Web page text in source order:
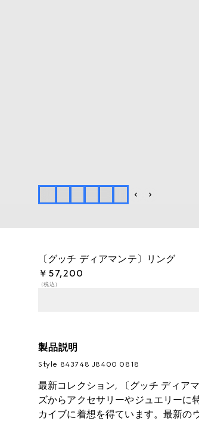
〔グッチ ディアマンテ〕リング
￥57,200
（税込）
製品説明
Style ‎843748 J8400 0818
最新コレクション, 〔グッチ ディア
ズからアクセサリーやジュエリー
カイブに着想を得ています。最新の